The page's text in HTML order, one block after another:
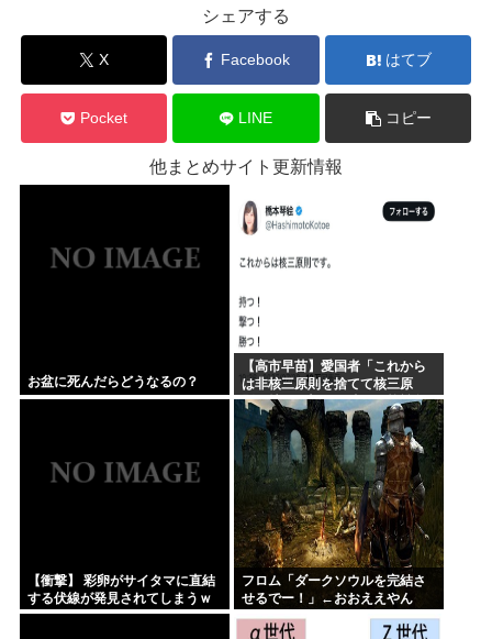
シェアする
X Facebook はてブ
Pocket LINE コピー
他まとめサイト更新情報
お盆に死んだらどうなるの？
【高市早苗】愛国者「これから
は非核三原則を捨てて核三原
則。持つ！撃つ！勝つ！核戦争
には慣れている、試してみる
か？」
【衝撃】 彩卵がサイタマに直結
する伏線が発見されてしまうｗ
ｗｗ
フロム「ダークソウルを完結さ
せるでー！」←おおええやん